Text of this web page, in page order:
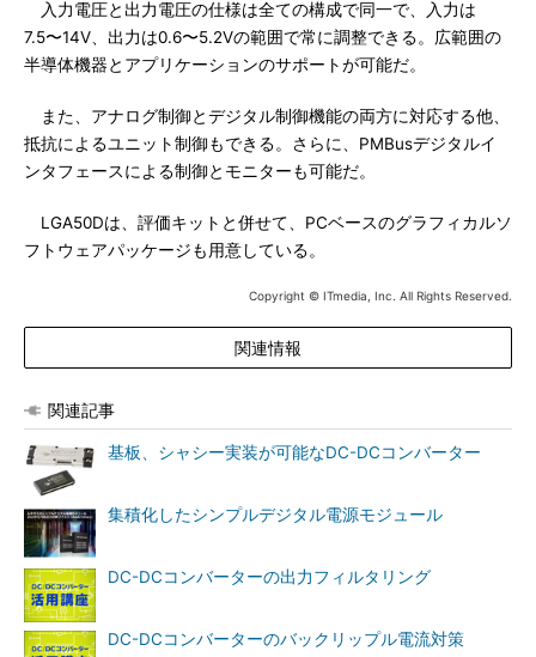
入力電圧と出力電圧の仕様は全ての構成で同一で、入力は
7.5〜14V、出力は0.6〜5.2Vの範囲で常に調整できる。広範囲の
半導体機器とアプリケーションのサポートが可能だ。
また、アナログ制御とデジタル制御機能の両方に対応する他、
抵抗によるユニット制御もできる。さらに、PMBusデジタルイ
ンタフェースによる制御とモニターも可能だ。
LGA50Dは、評価キットと併せて、PCベースのグラフィカルソ
フトウェアパッケージも用意している。
Copyright © ITmedia, Inc. All Rights Reserved.
関連情報
関連記事
基板、シャシー実装が可能なDC-DCコンバーター
集積化したシンプルデジタル電源モジュール
DC-DCコンバーターの出力フィルタリング
DC-DCコンバーターのバックリップル電流対策